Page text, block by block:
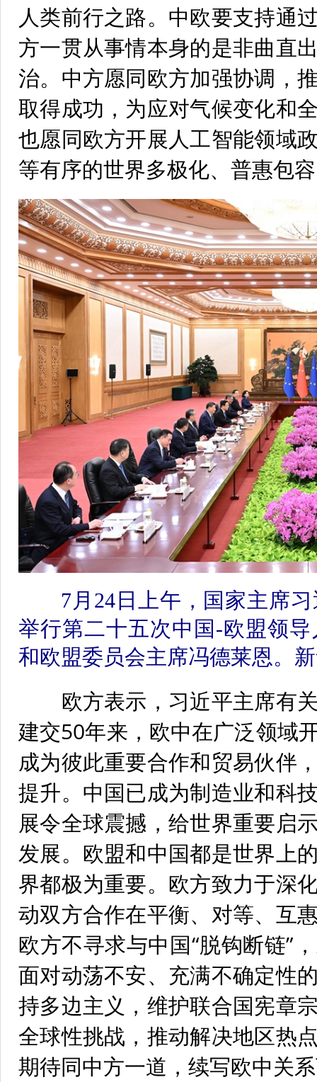
人类前行之路。中欧要支持通
方一贯从事情本身的是非曲直
治。中方愿同欧方加强协调，
取得成功，为应对气候变化和
也愿同欧方开展人工智能领域
等有序的世界多极化、普惠包
7月24日上午，国家主席习
举行第二十五次中国-欧盟领
和欧盟委员会主席冯德莱恩。
欧方表示，习近平主席有关
建交50年来，欧中在广泛领域
成为彼此重要合作和贸易伙伴
提升。中国已成为制造业和科
展令全球震撼，给世界重要启
发展。欧盟和中国都是世界上
界都极为重要。欧方致力于深
动双方合作在平衡、对等、互
欧方不寻求与中国“脱钩断链”
面对动荡不安、充满不确定性
持多边主义，维护联合国宪章
全球性挑战，推动解决地区热
期待同中方一道，续写欧中关